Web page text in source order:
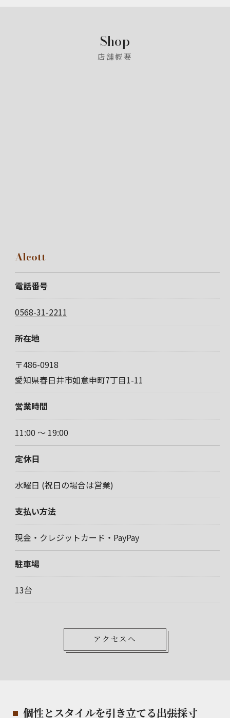
店舗概要
Shop
Alcott
電話番号
0568-31-2211
所在地
〒486-0918
愛知県春日井市如意申町7丁目1-11
営業時間
11:00 〜 19:00
定休日
水曜日 (祝日の場合は営業)
支払い方法
現金・クレジットカード・PayPay
駐車場
13台
アクセスへ
個性とスタイルを引き立てる出張採寸